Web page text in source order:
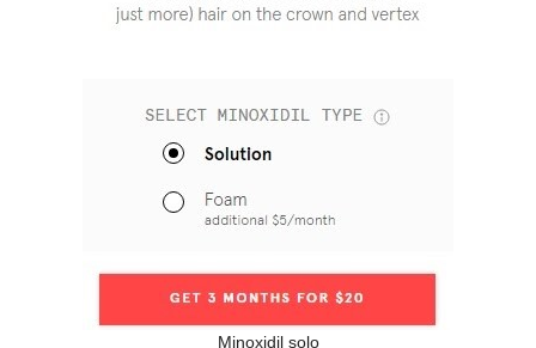
Minoxidil solo